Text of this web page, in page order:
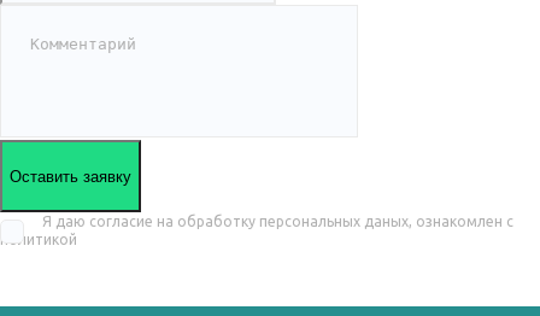
Оставить заявку
Я даю согласие на обработку персональных даных, ознакомлен с
политикой